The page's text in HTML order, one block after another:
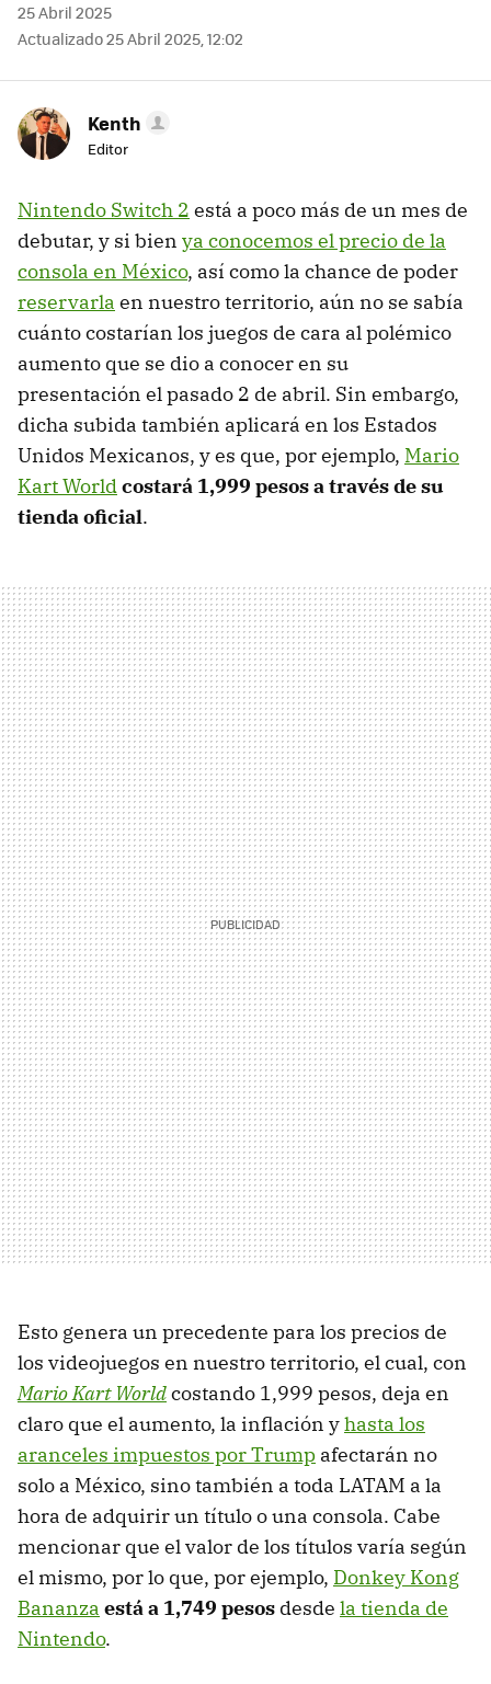
25 Abril 2025
Actualizado 25 Abril 2025, 12:02
Kenth
Editor
Nintendo Switch 2 está a poco más de un mes de
debutar, y si bien ya conocemos el precio de la
consola en México, así como la chance de poder
reservarla en nuestro territorio, aún no se sabía
cuánto costarían los juegos de cara al polémico
aumento que se dio a conocer en su
presentación el pasado 2 de abril. Sin embargo,
dicha subida también aplicará en los Estados
Unidos Mexicanos, y es que, por ejemplo, Mario
Kart Worldcostará 1,999 pesos a través de su
tienda oficial.
Esto genera un precedente para los precios de
los videojuegos en nuestro territorio, el cual, con
Mario Kart Worldcostando 1,999 pesos, deja en
claro que el aumento, la inflación yhasta los
aranceles impuestos por Trump afectarán no
solo a México, sino también a toda LATAM a la
hora de adquirir un título o una consola. Cabe
mencionar que el valor de los títulos varía según
el mismo, por lo que, por ejemplo, Donkey Kong
Bananza está a 1,749 pesos desde la tienda de
Nintendo.